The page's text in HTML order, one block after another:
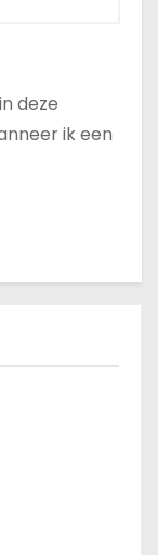
deze
ik een